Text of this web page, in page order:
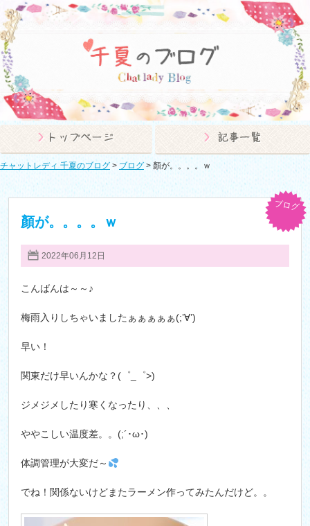
チャットレディ 千夏のブログ > ブログ > 顏が。。。。ｗ
顏が。。。。ｗ
2022年06月12日
ブログ
こんばんは～～♪
梅雨入りしちゃいましたぁぁぁぁぁ(;’∀’)
早い！
関東だけ早いんかな？(゜_゜>)
ジメジメしたり寒くなったり、、、
ややこしい温度差。。(;´･ω･)
体調管理が大変だ～
でね！関係ないけどまたラーメン作ってみたんだけど。。